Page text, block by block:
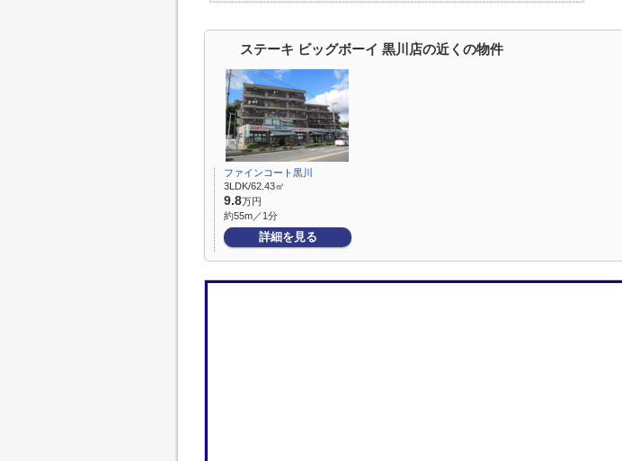
ステーキ ビッグボーイ 黒川店の近くの物件
ファインコート黒川
3LDK/62.43㎡
9.8万円
約55m／1分
詳細を見る